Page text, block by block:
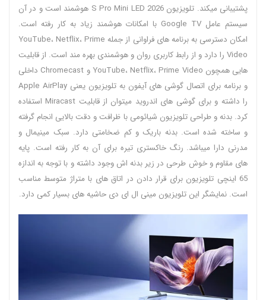
پشتیبانی میکند. تلویزیون S Pro Mini LED 2026 هوشمند است و در آن
سیستم عامل Google TV با امکانات هوشمند زیاد به کار رفته است.
امکان دسترسی به برنامه های فراوانی از جمله YouTube، Netflix، Prime
Video را دارد و از رابط کاربری روان و هوشمندی بهره مند است. از قابلیت
هایی همچون YouTube، Netflix، Prime Video و Chromecast داخلی
و برنامه برای اتصال گوشی های آیفون به تلویزیون یعنی Apple AirPlay
را داشته و برای گوشی های اندروید میتوان از قابلیت Miracast استفاده
کرد. بدنه و طراحی تلویزیون شیائومی با ظرافت و دقت بالایی انجام گرفته
و ساخته شده است. بدنه باریک و کم ضخامتی دارد. سبک مینیمال و
مدرنی دارا میباشد. رنگ خاکستری تیره برای آن به کار رفته است. پایه
های مقاوم و خوش طرحی در زیر بدنه اش وجود داشته و با توجه به اندازه
65 اینچی تلویزیون برای قرار دادن در اتاق های با متراژ متوسط مناسب
است. نمایشگر این تلویزیون مینی ال ای دی حاشیه های بسیار کمی دارد.